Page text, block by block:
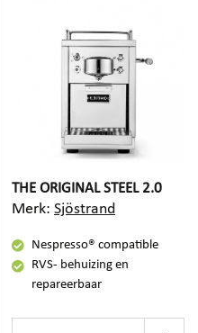
THE ORIGINAL STEEL 2.0
Merk: Sjöstrand
Nespresso® compatible
RVS- behuizing en
repareerbaar